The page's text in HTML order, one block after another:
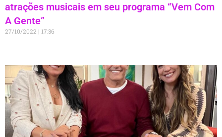
atrações musicais em seu programa “Vem Com
A Gente”
27/10/2022 17:36